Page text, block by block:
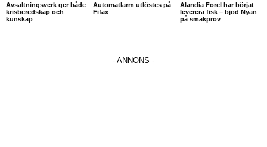
Avsaltningsverk ger både
krisberedskap och
kunskap
Automatlarm utlöstes på
Fifax
Alandia Forel har börjat
leverera fisk – bjöd Nyan
på smakprov